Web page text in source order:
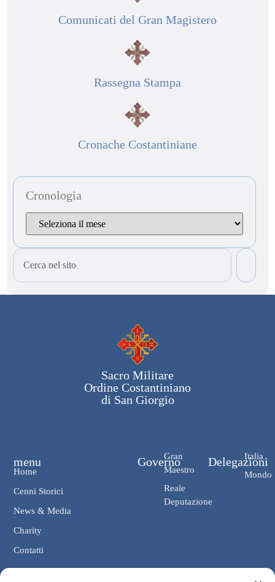
Comunicati del Gran Magistero
Rassegna Stampa
Cronache Costantiniane
Cronologia
Sacro Militare
Ordine Costantiniano
di San Giorgio
Governo
Gran
Maestro
Reale
Deputazione
Delegazioni
Italia
Mondo
menu
Home
Cenni Storici
News & Media
Charity
Contatti